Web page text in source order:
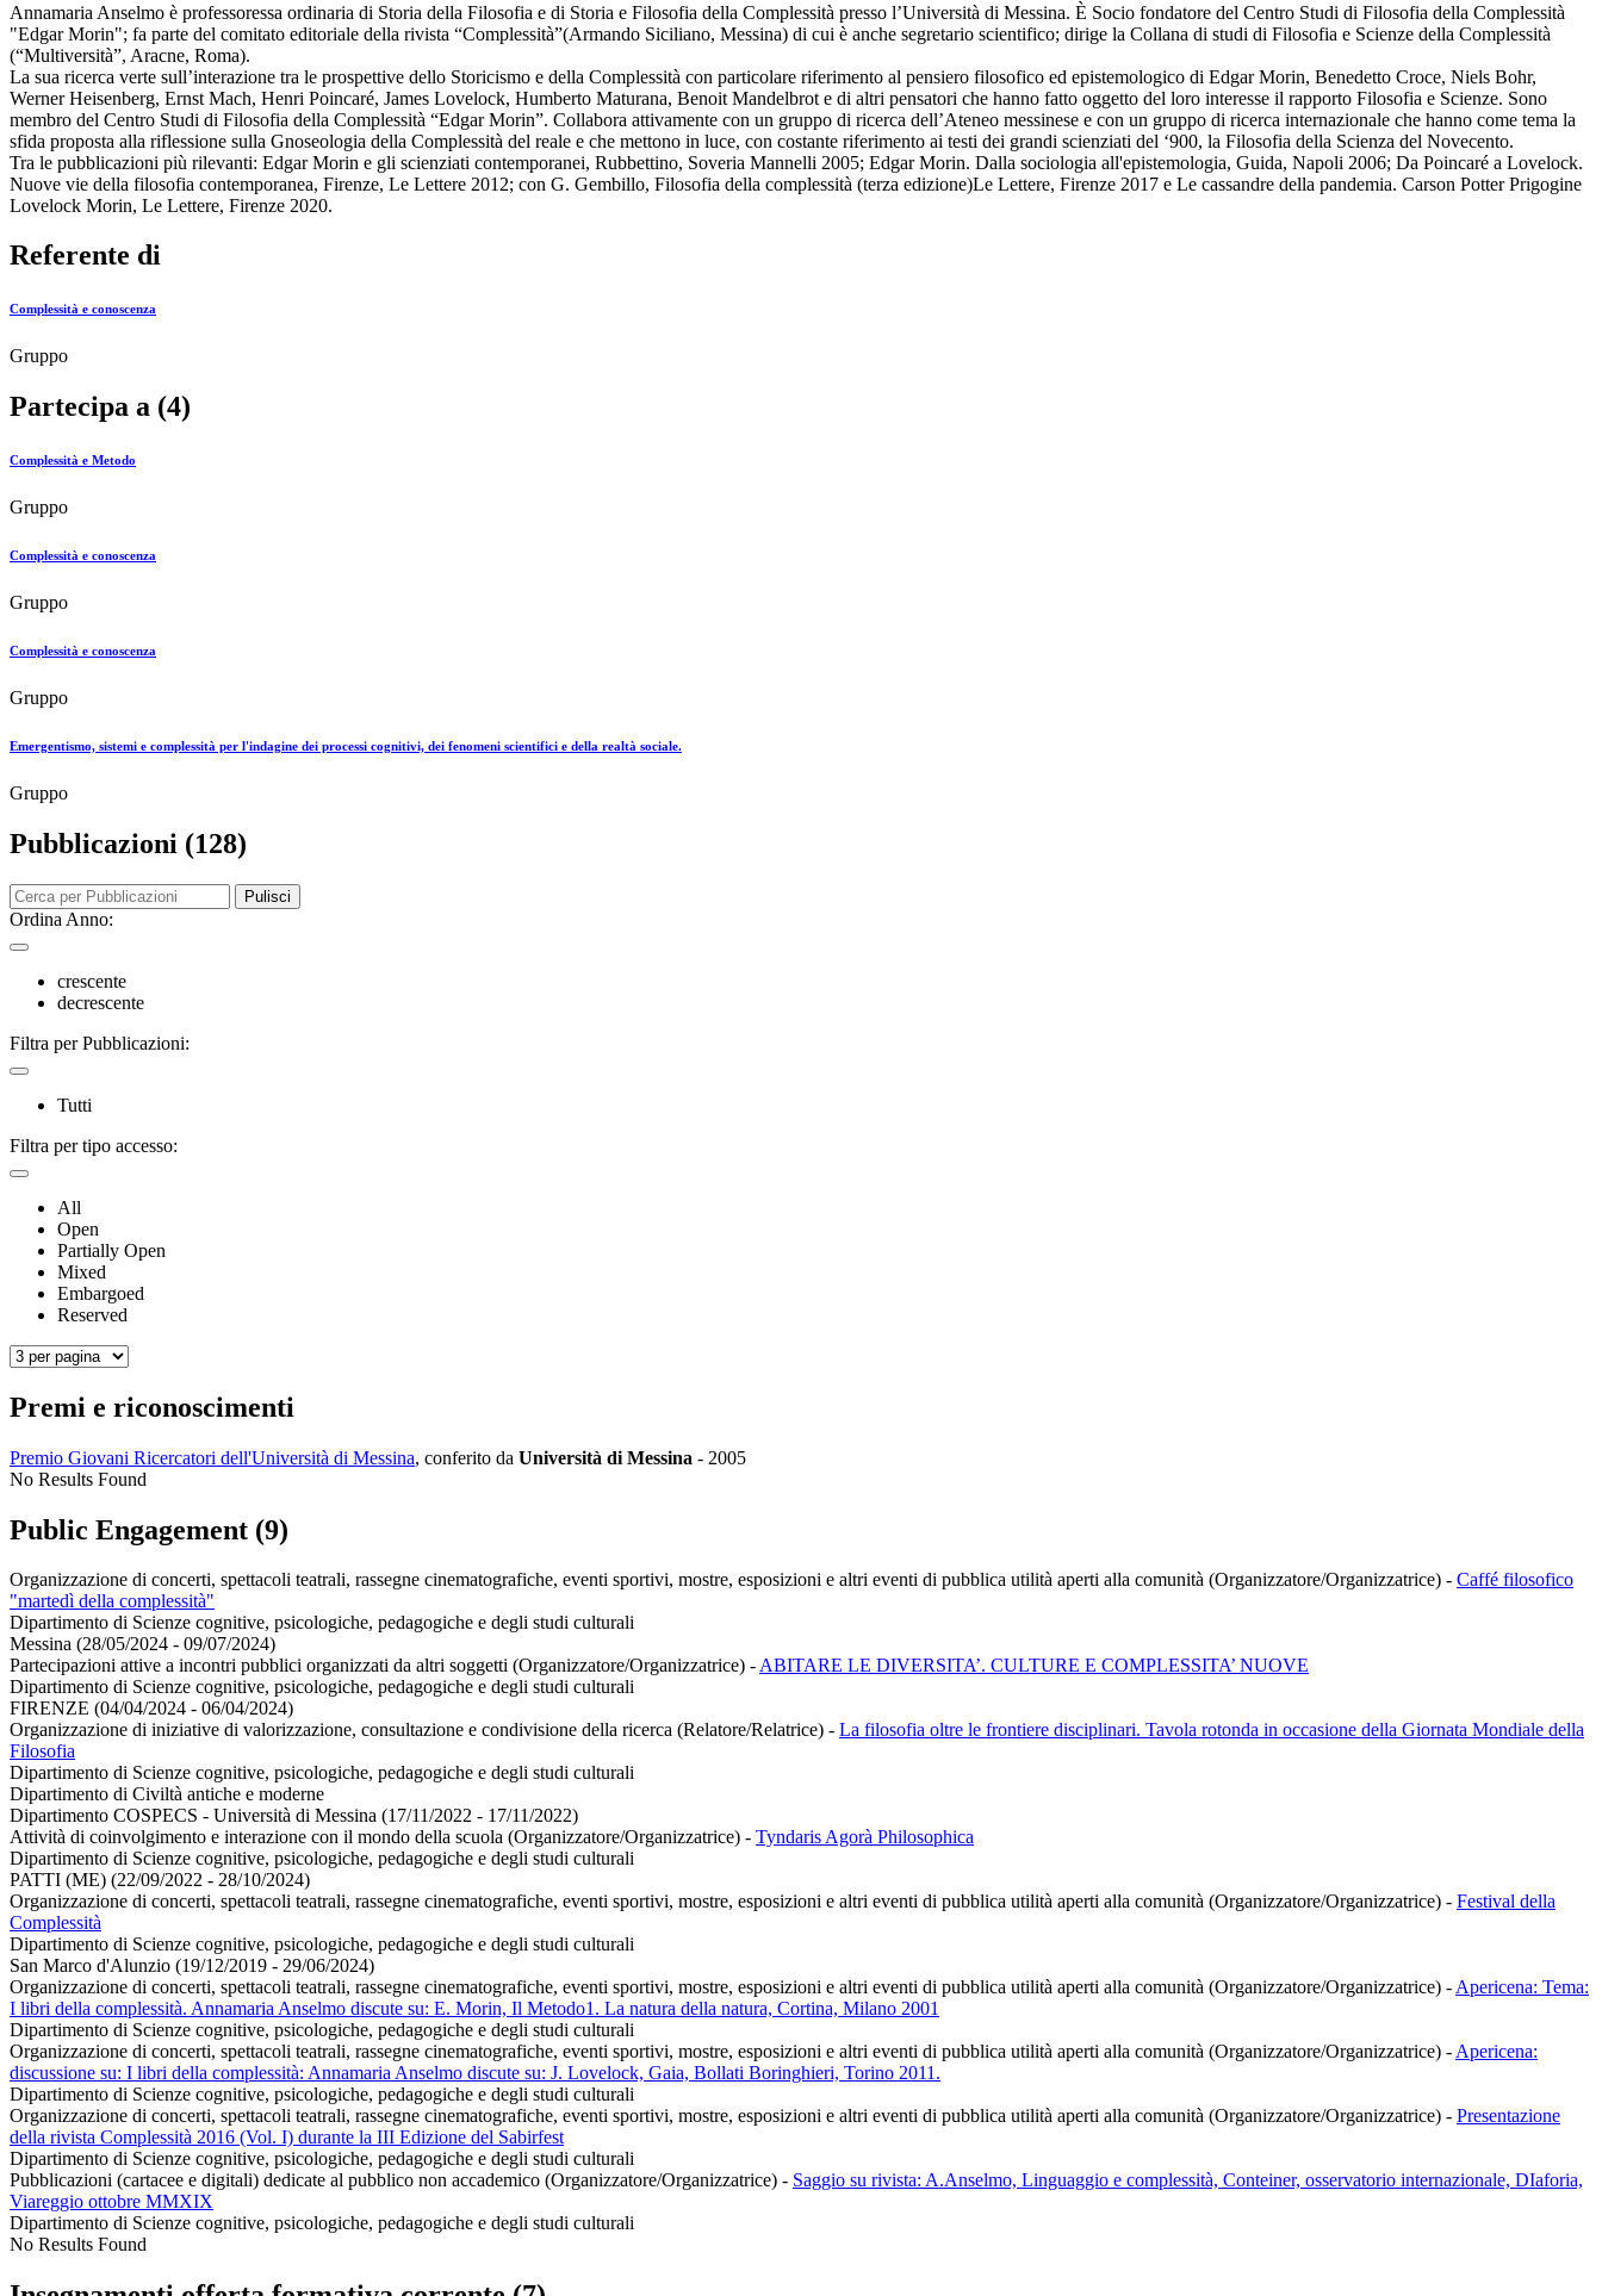
Annamaria Anselmo è professoressa ordinaria di Storia della Filosofia e di Storia e Filosofia della Complessità presso l’Università di Messina. È Socio fondatore del Centro Studi di Filosofia della Complessità
"Edgar Morin"; fa parte del comitato editoriale della rivista “Complessità”(Armando Siciliano, Messina) di cui è anche segretario scientifico; dirige la Collana di studi di Filosofia e Scienze della Complessità
(“Multiversità”, Aracne, Roma).
La sua ricerca verte sull’interazione tra le prospettive dello Storicismo e della Complessità con particolare riferimento al pensiero filosofico ed epistemologico di Edgar Morin, Benedetto Croce, Niels Bohr,
Werner Heisenberg, Ernst Mach, Henri Poincaré, James Lovelock, Humberto Maturana, Benoit Mandelbrot e di altri pensatori che hanno fatto oggetto del loro interesse il rapporto Filosofia e Scienze. Sono
membro del Centro Studi di Filosofia della Complessità “Edgar Morin”. Collabora attivamente con un gruppo di ricerca dell’Ateneo messinese e con un gruppo di ricerca internazionale che hanno come tema la
sfida proposta alla riflessione sulla Gnoseologia della Complessità del reale e che mettono in luce, con costante riferimento ai testi dei grandi scienziati del ‘900, la Filosofia della Scienza del Novecento.
Tra le pubblicazioni più rilevanti: Edgar Morin e gli scienziati contemporanei, Rubbettino, Soveria Mannelli 2005; Edgar Morin. Dalla sociologia all'epistemologia, Guida, Napoli 2006; Da Poincaré a Lovelock.
Nuove vie della filosofia contemporanea, Firenze, Le Lettere 2012; con G. Gembillo, Filosofia della complessità (terza edizione)Le Lettere, Firenze 2017 e Le cassandre della pandemia. Carson Potter Prigogine
Lovelock Morin, Le Lettere, Firenze 2020.
Referente di
Complessità e conoscenza
Gruppo
Partecipa a (4)
Complessità e Metodo
Gruppo
Complessità e conoscenza
Gruppo
Complessità e conoscenza
Gruppo
Emergentismo, sistemi e complessità per l'indagine dei processi cognitivi, dei fenomeni scientifici e della realtà sociale.
Gruppo
Pubblicazioni (128)
Pulisci
Ordina Anno:
crescente
decrescente
Filtra per Pubblicazioni:
Tutti
Filtra per tipo accesso:
All
Open
Partially Open
Mixed
Embargoed
Reserved
Premi e riconoscimenti
Premio Giovani Ricercatori dell'Università di Messina, conferito da Università di Messina - 2005
No Results Found
Public Engagement (9)
Organizzazione di concerti, spettacoli teatrali, rassegne cinematografiche, eventi sportivi, mostre, esposizioni e altri eventi di pubblica utilità aperti alla comunità (Organizzatore/Organizzatrice) - Caffé filosofico
"martedì della complessità"
Dipartimento di Scienze cognitive, psicologiche, pedagogiche e degli studi culturali
Messina (28/05/2024 - 09/07/2024)
Partecipazioni attive a incontri pubblici organizzati da altri soggetti (Organizzatore/Organizzatrice) -ABITARE LE DIVERSITA’. CULTURE E COMPLESSITA’ NUOVE
Dipartimento di Scienze cognitive, psicologiche, pedagogiche e degli studi culturali
FIRENZE (04/04/2024 - 06/04/2024)
Organizzazione di iniziative di valorizzazione, consultazione e condivisione della ricerca (Relatore/Relatrice) - La filosofia oltre le frontiere disciplinari. Tavola rotonda in occasione della Giornata Mondiale della
Filosofia
Dipartimento di Scienze cognitive, psicologiche, pedagogiche e degli studi culturali
Dipartimento di Civiltà antiche e moderne
Dipartimento COSPECS - Università di Messina (17/11/2022 - 17/11/2022)
Attività di coinvolgimento e interazione con il mondo della scuola (Organizzatore/Organizzatrice) - Tyndaris Agorà Philosophica
Dipartimento di Scienze cognitive, psicologiche, pedagogiche e degli studi culturali
PATTI (ME) (22/09/2022 - 28/10/2024)
Organizzazione di concerti, spettacoli teatrali, rassegne cinematografiche, eventi sportivi, mostre, esposizioni e altri eventi di pubblica utilità aperti alla comunità (Organizzatore/Organizzatrice) - Festival della
Complessità
Dipartimento di Scienze cognitive, psicologiche, pedagogiche e degli studi culturali
San Marco d'Alunzio (19/12/2019 - 29/06/2024)
Organizzazione di concerti, spettacoli teatrali, rassegne cinematografiche, eventi sportivi, mostre, esposizioni e altri eventi di pubblica utilità aperti alla comunità (Organizzatore/Organizzatrice) -Apericena: Tema:
I libri della complessità. Annamaria Anselmo discute su: E. Morin, Il Metodo1. La natura della natura, Cortina, Milano 2001
Dipartimento di Scienze cognitive, psicologiche, pedagogiche e degli studi culturali
Organizzazione di concerti, spettacoli teatrali, rassegne cinematografiche, eventi sportivi, mostre, esposizioni e altri eventi di pubblica utilità aperti alla comunità (Organizzatore/Organizzatrice) -Apericena:
discussione su: I libri della complessità: Annamaria Anselmo discute su: J. Lovelock, Gaia, Bollati Boringhieri, Torino 2011.
Dipartimento di Scienze cognitive, psicologiche, pedagogiche e degli studi culturali
Organizzazione di concerti, spettacoli teatrali, rassegne cinematografiche, eventi sportivi, mostre, esposizioni e altri eventi di pubblica utilità aperti alla comunità (Organizzatore/Organizzatrice) - Presentazione
della rivista Complessità 2016 (Vol. I) durante la III Edizione del Sabirfest
Dipartimento di Scienze cognitive, psicologiche, pedagogiche e degli studi culturali
Pubblicazioni (cartacee e digitali) dedicate al pubblico non accademico (Organizzatore/Organizzatrice) - Saggio su rivista: A.Anselmo, Linguaggio e complessità, Conteiner, osservatorio internazionale, DIaforia,
Viareggio ottobre MMXIX
Dipartimento di Scienze cognitive, psicologiche, pedagogiche e degli studi culturali
No Results Found